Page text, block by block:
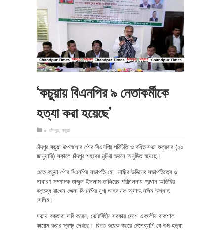
‘কচুয়ায় বিএনপির ৯ নেতাকর্মীকে
হত্যা করা হয়েছে’
in চাঁদপুর, কচুয়া
চাঁদপুর কচুয়া উপজেলার পৌর বিএনপির পরিচিতি ও বর্ধিত সভা শুক্রবার (২০
জানুয়ারি) সকালে চাঁদপুর শহরের মুনিরা ভবনে অনুষ্ঠিত হয়েছে।
এতে কচুয়া পৌর বিএনপির সভাপতি মো. নাছির উদ্দিনের সভাপতিত্বে ও
সাধারণ সম্পাদক তাজুল ইসলাম তাজিরের পরিচালনায় প্রধান অতিথির
বক্তব্য রাখেন জেলা বিএনপির যুগ্ম আহবায়ক অ্যাড.সলিম উল্লাহ
সেলিম।
সভায় বক্তারা দাবি করেন, ভোটবিহীন সরকার দেশে একদলীয় বাকশাল
কায়েম করার স্বপ্ন দেখছে। বিগত কয়েক বছরে দেশেব্যাপি যে গুম-হত্যা